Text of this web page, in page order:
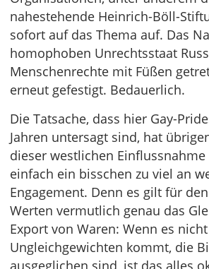
nahestehende Heinrich-Böll-
sofort auf das Thema auf. Das
homophoben Unrechtsstaat
Menschenrechte mit Füßen
erneut gefestigt. Bedauerlich.
Die Tatsache, dass hier Gay-
Jahren untersagt sind, hat
dieser westlichen Einflussnahme
einfach ein bisschen zu viel an
Engagement. Denn es gilt für
Werten vermutlich genau das
Export von Waren: Wenn es
Ungleichgewichten kommt, die
ausgeglichen sind, ist das alles